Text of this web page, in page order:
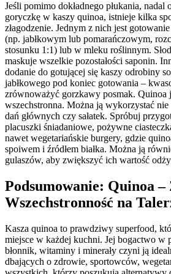
Jeśli pomimo dokładnego płukania, nadal
goryczkę w kaszy quinoa, istnieje kilka
złagodzenie. Jednym z nich jest
(np. jabłkowym lub pomarańczowym,
stosunku 1:1) lub w mleku roślinnym.
maskuje wszelkie pozostałości saponin.
dodanie do gotującej się kaszy odrobiny
jabłkowego pod koniec gotowania –
zrównoważyć gorzkawy posmak. Quinoa
wszechstronna. Można ją wykorzystać
dań głównych czy sałatek. Spróbuj
placuszki śniadaniowe, pożywne
nawet wegetariańskie burgery, gdzie
spoiwem i źródłem białka. Można ją
gulaszów, aby zwiększyć ich wartość
Podsumowanie: Quinoa
Wszechstronność na
Kasza quinoa to prawdziwy superfood,
miejsce w każdej kuchni. Jej bogactwo w
błonnik, witaminy i minerały czyni ją
dbających o zdrowie, sportowców,